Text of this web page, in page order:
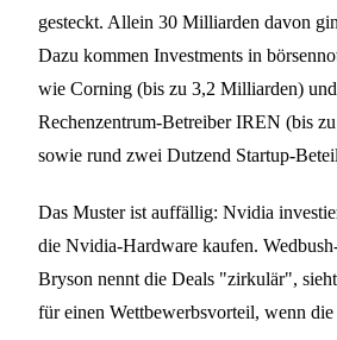
gesteckt. Allein 30 Milliarden davon
Dazu kommen Investments in
wie Corning (bis zu 3,2 Milliarden)
Rechenzentrum-Betreiber IREN (bis
sowie rund zwei Dutzend Startup-
Das Muster ist auffällig: Nvidia
die Nvidia-Hardware kaufen.
Bryson nennt die Deals "zirkulär",
für einen Wettbewerbsvorteil, wenn die